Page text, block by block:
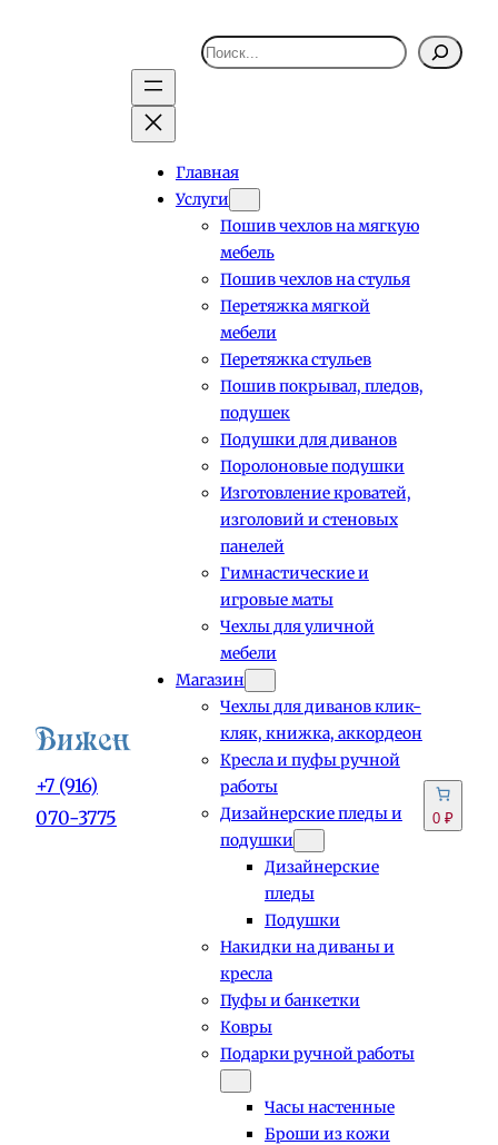
+7 (916)
070-3775
Поиск
Главная
Услуги
Пошив чехлов на мягкую
мебель
Пошив чехлов на стулья
Перетяжка мягкой
мебели
Перетяжка стульев
Пошив покрывал, пледов,
подушек
Подушки для диванов
Поролоновые подушки
Изготовление кроватей,
изголовий и стеновых
панелей
Гимнастические и
игровые маты
Чехлы для уличной
мебели
Магазин
Чехлы для диванов клик-
кляк, книжка, аккордеон
Кресла и пуфы ручной
работы
Дизайнерские пледы и
подушки
Дизайнерские
пледы
Подушки
Накидки на диваны и
кресла
Пуфы и банкетки
Ковры
Подарки ручной работы
Часы настенные
Броши из кожи
0 ₽